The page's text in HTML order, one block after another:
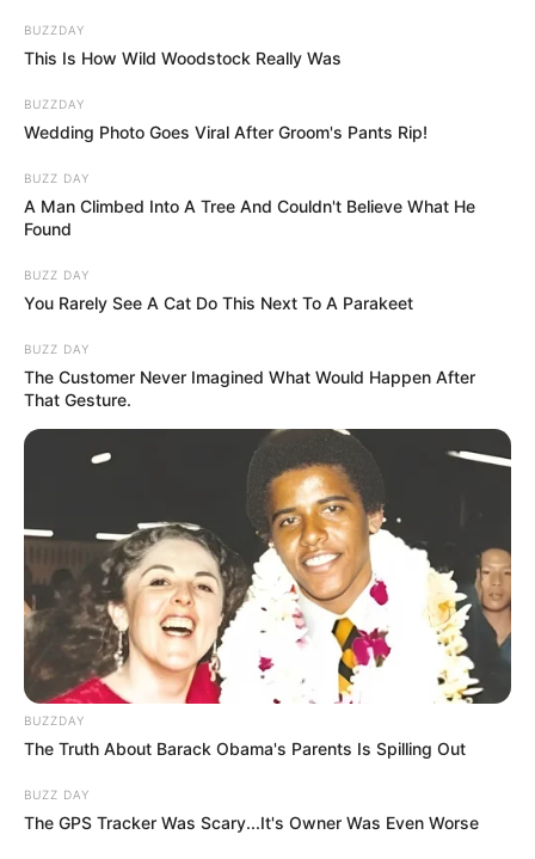
BUZZDAY
This Is How Wild Woodstock Really Was
BUZZDAY
Wedding Photo Goes Viral After Groom's Pants Rip!
BUZZ DAY
A Man Climbed Into A Tree And Couldn't Believe What He
Found
BUZZ DAY
You Rarely See A Cat Do This Next To A Parakeet
BUZZ DAY
The Customer Never Imagined What Would Happen After
That Gesture.
BUZZDAY
The Truth About Barack Obama's Parents Is Spilling Out
BUZZ DAY
The GPS Tracker Was Scary...It's Owner Was Even Worse